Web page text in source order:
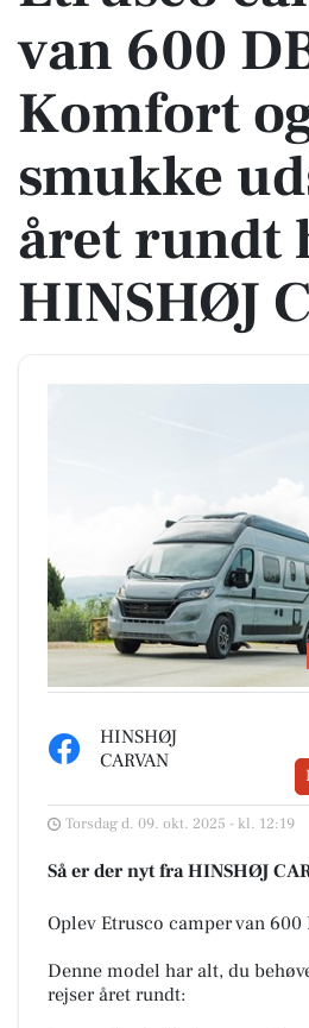
van 600
Komfort
smukke
året rundt
HINSHØJ
HINSHØJ
CARVAN
Torsdag d. 09. okt. 2025 - kl. 12:19
Så er der nyt fra HINSHØJ
Oplev Etrusco camper van 600
Denne model har alt, du
rejser året rundt: